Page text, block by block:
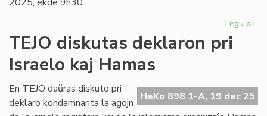
Legu pli
TEJO diskutas deklaron pri
Israelo kaj Hamas
HeKo 898 1-A, 19 dec 25
En TEJO daŭras diskuto pri
deklaro kondamnanta la agojn